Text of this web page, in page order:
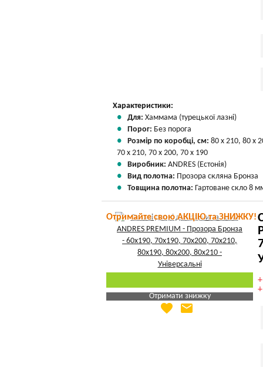
Характеристики:
Для: Хаммама (турецької лазні)
Порог: Без порога
Розмір по коробці, см: 80 х 210, 80 х
70 х 210, 70 х 200, 70 х 190
Виробник: ANDRES (Естонія)
Вид полотна: Прозора скляна Бронза
Товщина полотна: Гартоване скло 8
Отримайте свою АКЦІЮ та ЗНИЖКУ!
Отримати знижку
Яка Ваша ціна
favorite email